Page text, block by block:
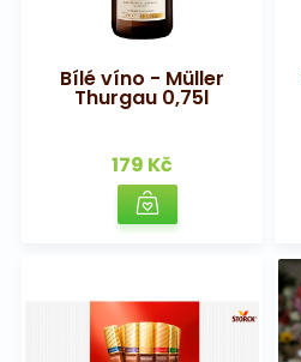
Bílé víno - Müller
Thurgau 0,75l
179 Kč